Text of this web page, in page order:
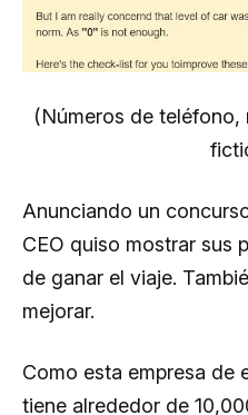
(Números de teléfono,
Anunciando un
CEO quiso mostrar sus
de ganar el viaje.
mejorar.
Como esta empresa de
tiene alrededor de